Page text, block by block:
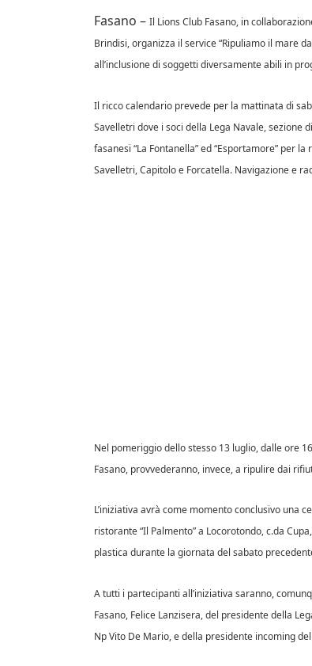
Fasano – Il Lions Club Fasano, in
Brindisi, organizza il service “Ripuliamo il mare
all’inclusione di soggetti diversamente abili in
Il ricco calendario prevede per la mattinata di
Savelletri dove i soci della Lega Navale, sezione
fasanesi “La Fontanella” ed “Esportamore” per
Savelletri, Capitolo e Forcatella. Navigazione e
Nel pomeriggio dello stesso 13 luglio, dalle ore
Fasano, provvederanno, invece, a ripulire dai
L’iniziativa avrà come momento conclusivo una
ristorante “Il Palmento” a Locorotondo, c.da
plastica durante la giornata del sabato
A tutti i partecipanti all’iniziativa saranno,
Fasano, Felice Lanzisera, del presidente della
Np Vito De Mario, e della presidente incoming